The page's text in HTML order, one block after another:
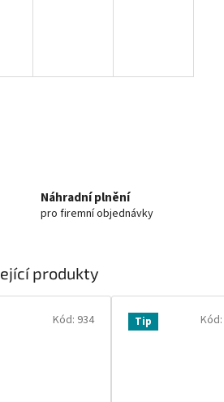
Náhradní plnění
pro firemní objednávky
produkty
Kód: 934 Tip Kód: